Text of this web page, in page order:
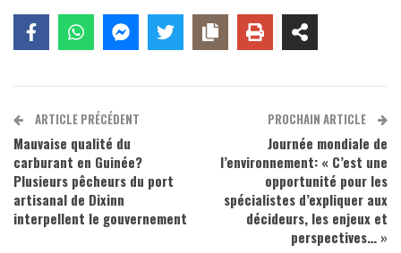
ARTICLE PRÉCÉDENT
Mauvaise qualité du
carburant en Guinée?
Plusieurs pêcheurs du port
artisanal de Dixinn
interpellent le gouvernement
PROCHAIN ARTICLE
Journée mondiale de
l’environnement: « C’est une
opportunité pour les
spécialistes d’expliquer aux
décideurs, les enjeux et
perspectives… »